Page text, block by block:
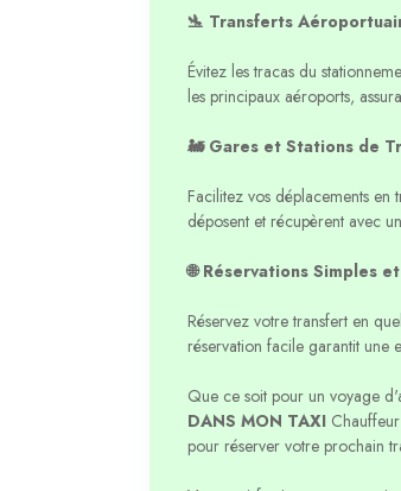
🛬 Transferts
Évitez les tracas du
les principaux aéroports,
🚂 Gares et Stations de
Facilitez vos déplacements en
déposent et récupèrent avec
🌐 Réservations Simples
Réservez votre transfert en
réservation facile garantit une
Que ce soit pour un voyage
DANS MON TAXI
pour réserver votre prochain